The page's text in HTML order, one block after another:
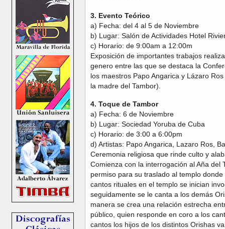
3. Evento Teórico
a) Fecha: del 4 al 5 de Noviembre
b) Lugar: Salón de Actividades Hotel
c) Horario: de 9:00am a 12:00m
Exposición de importantes trabajos
genero entre las que se destaca la
los maestros Papo Angarica y Lázaro
la madre del Tambor).
4. Toque de Tambor
a) Fecha: 6 de Noviembre
b) Lugar: Sociedad Yoruba de Cuba
c) Horario: de 3:00 a 6:00pm
d) Artistas: Papo Angarica, Lazaro Ros,
Ceremonia religiosa que rinde culto y
Comienza con la interrogación al Aña del
permiso para su traslado al templo
cantos rituales en el templo se inician
seguidamente se le canta a los demás
manera se crea una relación estrecha
público, quien responde en coro a los
cantos los hijos de los distintos Orishas